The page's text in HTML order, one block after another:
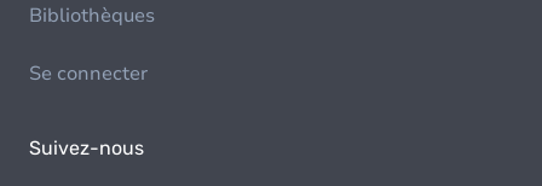
Bibliothèques
Se connecter
Suivez-nous